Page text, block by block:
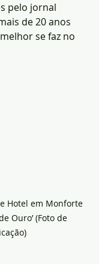
pelo jornal
de 20 anos
se faz no
Hotel em Monforte
Ouro’ (Foto de